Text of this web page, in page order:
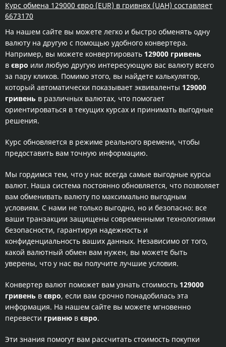
Курс обмена 129000 євро (EUR) в гривнях (UAH) составляет
6673170
На нашем сайте вы можете легко и быстро обменять одну
валюту на другую с помощью удобного конвертера.
Например, вы можете конвертировать 129000 гривень
в євро или любую другую интересующую вас валюту всего
за пару кликов. Помимо этого, вы найдете калькулятор,
который автоматически показывает эквиваленты 129000
гривень в различных валютах, что помогает
ориентироваться в текущих курсах и принимать выгодные
решения.
Курс обновляется в режиме реального времени, чтобы
предоставить вам точную информацию.
Мы гордимся тем, что у нас всегда самые выгодные курсы
валют. Наша система постоянно обновляется, что позволяет
вам обменивать валюту по максимально выгодным
условиям. С нами не только выгодно, но и безопасно: все
ваши транзакции защищены современными технологиями
безопасности, гарантируя надежность и
конфиденциальность ваших данных. Независимо от того,
какой валютный обмен вам нужен, вы можете быть
уверены, что у нас вы получите лучшие условия.
Конвертер валют поможет вам узнать стоимость 129000
гривень в євро, если вам срочно понадобилась эта
информация. На нашем сайте вы можете мгновенно
перевести гривню в євро.
Эти знания помогут вам рассчитать стоимость покупки